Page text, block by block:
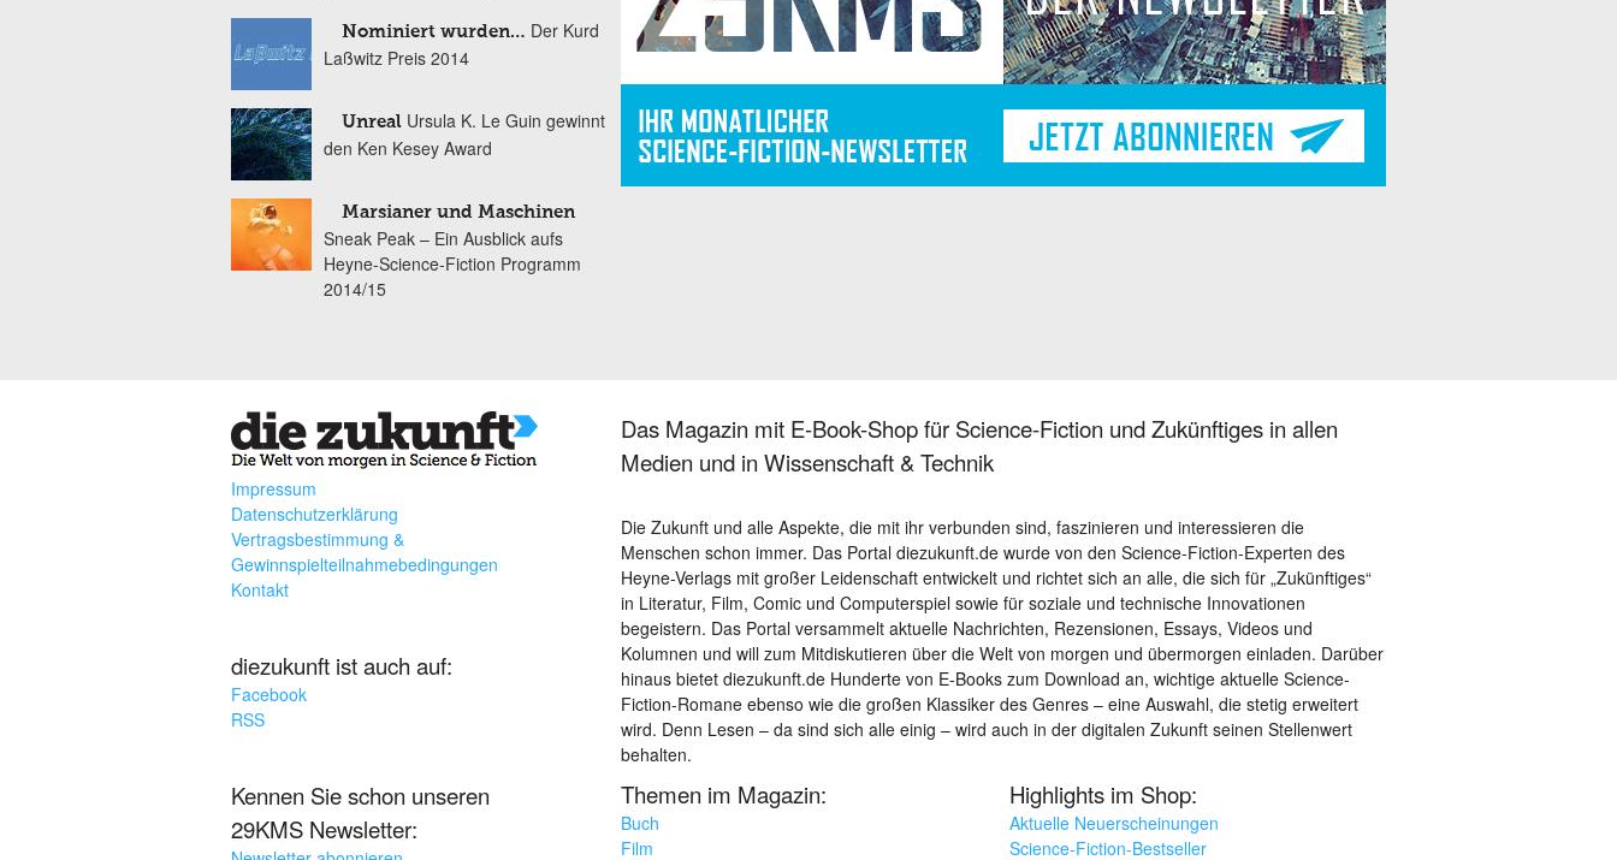
Nominiert wurden… Der Kurd
Laßwitz Preis 2014
Unreal Ursula K. Le Guin gewinnt
den Ken Kesey Award
Marsianer und Maschinen
Sneak Peak – Ein Ausblick aufs
Heyne-Science-Fiction Programm
2014/15
Impressum
Datenschutzerklärung
Vertragsbestimmung &
Gewinnspielteilnahmebedingungen
Kontakt
diezukunft ist auch auf:
Facebook
RSS
Kennen Sie schon unseren
29KMS Newsletter:
Das Magazin mit E-Book-Shop für Science-Fiction und Zukünftiges in allen
Medien und in Wissenschaft & Technik
Die Zukunft und alle Aspekte, die mit ihr verbunden sind, faszinieren und interessieren die
Menschen schon immer. Das Portal diezukunft.de wurde von den Science-Fiction-Experten des
Heyne-Verlags mit großer Leidenschaft entwickelt und richtet sich an alle, die sich für „Zukünftiges“
in Literatur, Film, Comic und Computerspiel sowie für soziale und technische Innovationen
begeistern. Das Portal versammelt aktuelle Nachrichten, Rezensionen, Essays, Videos und
Kolumnen und will zum Mitdiskutieren über die Welt von morgen und übermorgen einladen. Darüber
hinaus bietet diezukunft.de Hunderte von E-Books zum Download an, wichtige aktuelle Science-
Fiction-Romane ebenso wie die großen Klassiker des Genres – eine Auswahl, die stetig erweitert
wird. Denn Lesen – da sind sich alle einig – wird auch in der digitalen Zukunft seinen Stellenwert
behalten.
Themen im Magazin:
Buch
Film
Highlights im Shop:
Aktuelle Neuerscheinungen
Science-Fiction-Bestseller